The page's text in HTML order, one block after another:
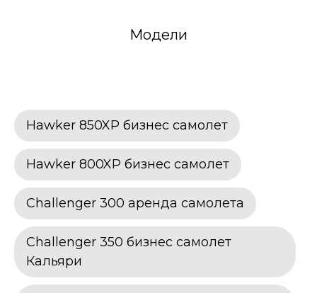
Модели
Hawker 850XP бизнес самолет
Hawker 800XP бизнес самолет
Challenger 300 аренда самолета
Challenger 350 бизнес самолет
Кальяри